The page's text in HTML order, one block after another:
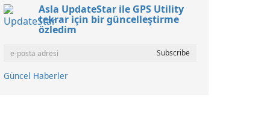
Asla UpdateStar ile GPS Utility
tekrar için bir güncelleştirme
özledim
Güncel Haberler